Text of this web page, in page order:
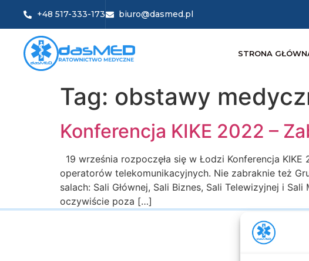
+48 517-333-173 biuro@dasmed.pl
STRONA
Tag: obstawy
Konferencja KIKE 2022 –
19 września rozpoczęła się w Łodzi Konferencja
operatorów telekomunikacyjnych. Nie zabraknie też
salach: Sali Głównej, Sali Biznes, Sali Telewizyjnej i
oczywiście poza […]